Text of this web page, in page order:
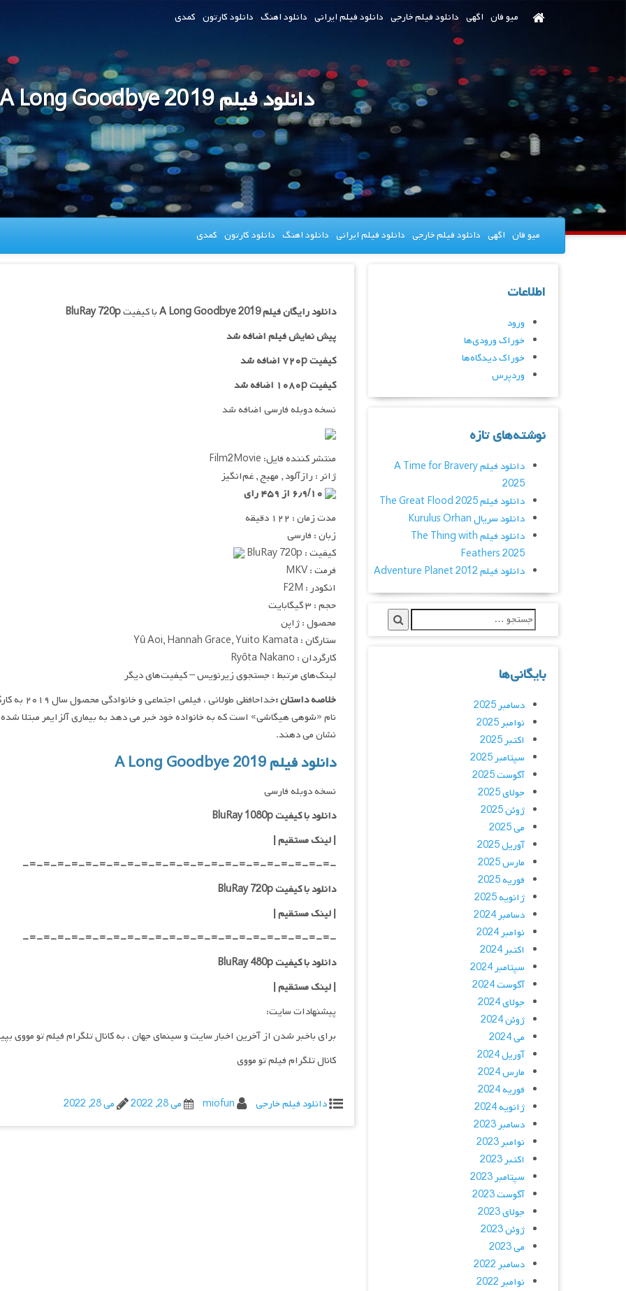
میو فان اگهی دانلود فیلم خارجی دانلود فیلم ایرانی دانلود اهنگ دانلود کارتون کمدی
دانلود فیلم A Long Goodbye 2019
میو فان اگهی دانلود فیلم خارجی دانلود فیلم ایرانی دانلود اهنگ دانلود کارتون کمدی
دانلود رایگان فیلمA Long Goodbye 2019با کیفیتBluRay 720p
پیش نمایش فیلم اضافه شد
کیفیت ۷۲۰p اضافه شد
کیفیت ۱۰۸۰p اضافه شد
نسخه دوبله فارسی اضافه شد
منتشر کننده فایل: Film2Movie
ژانر : رازآلود , مهیج , غم‌انگیز
مدت زمان : ۱۲۲ دقیقه
زبان : فارسی
کیفیت : BluRay 720p
فرمت : MKV
انکودر : F2M
حجم : ۳ گیگابایت
محصول : ژاپن
ستارگان : Yû Aoi, Hannah Grace, Yuito Kamata
کارگردان : Ryôta Nakano
لینک‌های مرتبط : جستجوی زیرنویس – کیفیت‌های دیگر
خلاصه داستان :
خداحافظی
نام «شوهی هیگاشی» است که به خانواده خود خبر می دهد به بیماری آلزایمر مبتلا
نشان می دهند.
دانلود فیلم A Long Goodbye 2019
نسخه دوبله فارسی
دانلود با کیفیت BluRay 1080p
|لینک مستقیم |
-=-=-=-=-=-=-=-=-=-=-=-=-=-=-=-=-=-=-=-=-=-=-
دانلود با کیفیت BluRay 720p
| لینک مستقیم |
-=-=-=-=-=-=-=-=-=-=-=-=-=-=-=-=-=-=-=-=-=-=-
دانلود با کیفیت BluRay 480p
| لینک مستقیم |
پیشنهادات سایت:
برای باخبر شدن از آخرین اخبار سایت و سینمای جهان ، به کانال تلگرام فیلم تو مووی
کانال تلگرام فیلم تو مووی
دانلود فیلم خارجی miofun می 28, 2022 می 28, 2022
اطلاعات
ورود
خوراک ورودی‌ها
خوراک دیدگاه‌ها
وردپرس
نوشته‌های تازه
دانلود فیلم A Time for Bravery
2025
دانلود فیلم The Great Flood 2025
دانلود سریال Kurulus Orhan
دانلود فیلم The Thing with
Feathers 2025
دانلود فیلم Adventure Planet 2012
بایگانی‌ها
دسامبر 2025
نوامبر 2025
اکتبر 2025
سپتامبر 2025
آگوست 2025
جولای 2025
ژوئن 2025
می 2025
آوریل 2025
مارس 2025
فوریه 2025
ژانویه 2025
دسامبر 2024
نوامبر 2024
اکتبر 2024
سپتامبر 2024
آگوست 2024
جولای 2024
ژوئن 2024
می 2024
آوریل 2024
مارس 2024
فوریه 2024
ژانویه 2024
دسامبر 2023
نوامبر 2023
اکتبر 2023
سپتامبر 2023
آگوست 2023
جولای 2023
ژوئن 2023
می 2023
دسامبر 2022
نوامبر 2022